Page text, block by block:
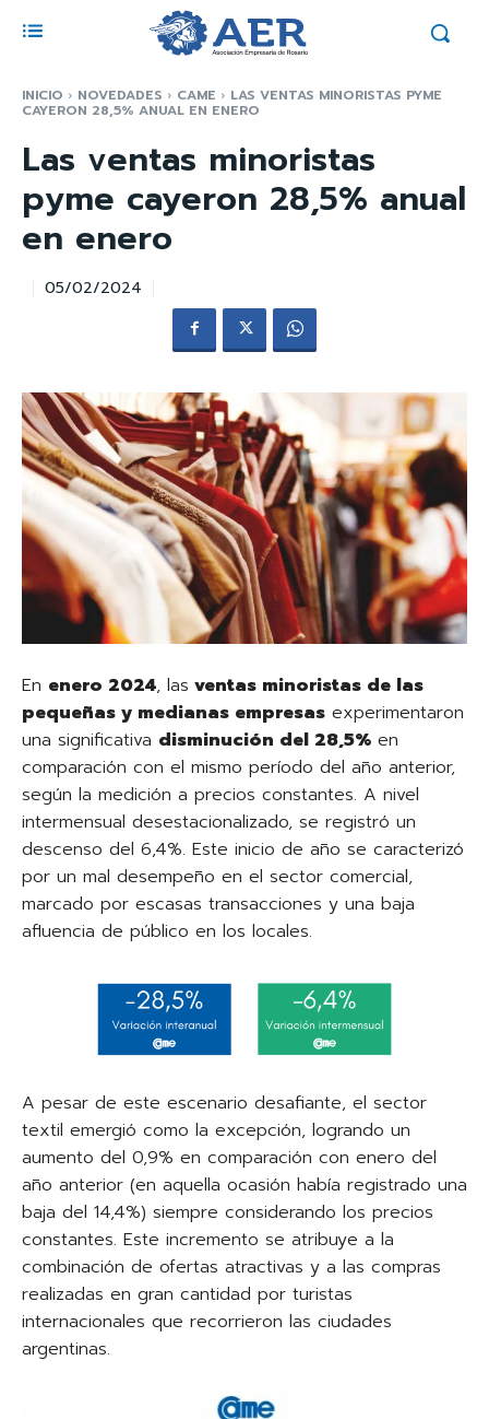
INICIO NOVEDADES CAME LAS VENTAS MINORISTAS PYME
CAYERON 28,5% ANUAL EN ENERO
Las ventas minoristas
pyme cayeron 28,5% anual
en enero
05/02/2024
En enero 2024, las ventas minoristas de las
pequeñas y medianas empresas experimentaron
una significativa disminución del 28,5% en
comparación con el mismo período del año anterior,
según la medición a precios constantes. A nivel
intermensual desestacionalizado, se registró un
descenso del 6,4%. Este inicio de año se caracterizó
por un mal desempeño en el sector comercial,
marcado por escasas transacciones y una baja
afluencia de público en los locales.
A pesar de este escenario desafiante, el sector
textil emergió como la excepción, logrando un
aumento del 0,9% en comparación con enero del
año anterior (en aquella ocasión había registrado una
baja del 14,4%) siempre considerando los precios
constantes. Este incremento se atribuye a la
combinación de ofertas atractivas y a las compras
realizadas en gran cantidad por turistas
internacionales que recorrieron las ciudades
argentinas.